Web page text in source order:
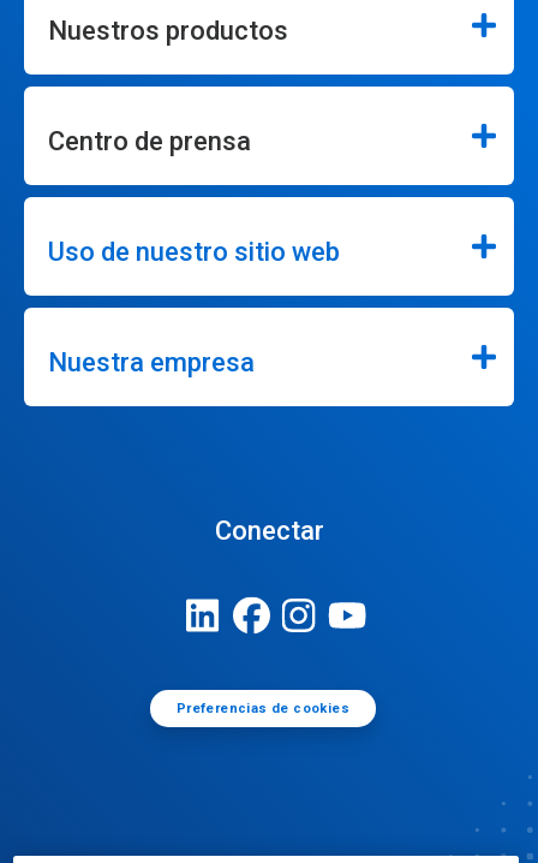
Nuestros productos
Centro de prensa
Uso de nuestro sitio web
Nuestra empresa
Conectar
Preferencias de cookies